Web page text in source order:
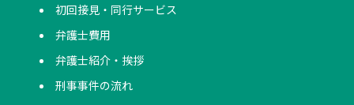
初回接見・同行サービス
弁護士費用
弁護士紹介・挨拶
刑事事件の流れ